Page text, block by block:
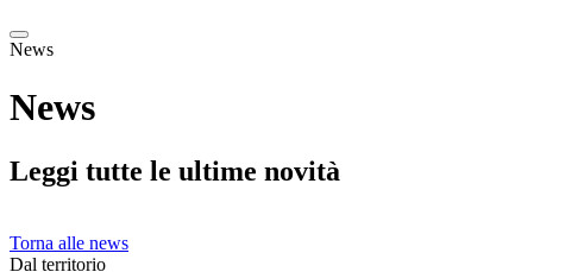
News
News
Leggi tutte le ultime novità
Torna alle news
Dal territorio